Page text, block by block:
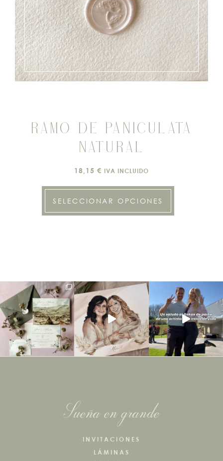
RAMO DE PANICULATA
NATURAL
18,15 € IVA INCLUIDO
SELECCIONAR OPCIONES
Sueña en grande
INVITACIONES
LÁMINAS